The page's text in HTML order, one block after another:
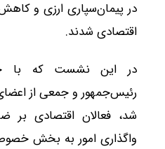
در پیمان‌سپاری ارزی و
اقتصادی شدند.
در این نشست که با
رئیس‌جمهور و جمعی از اعضای
شد، فعالان اقتصادی بر
واگذاری امور به بخش